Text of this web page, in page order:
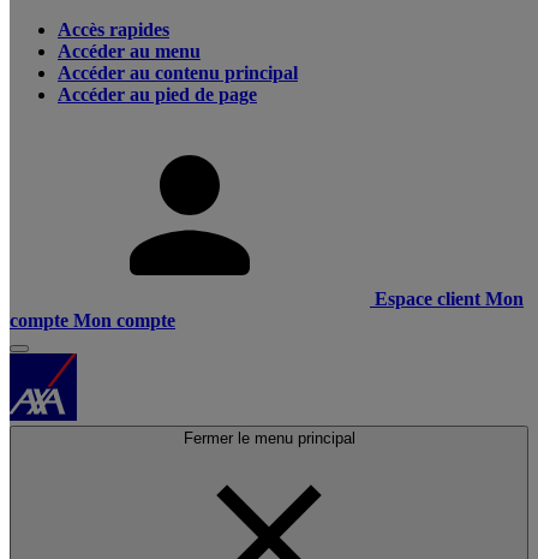
Accès rapides
Accéder au menu
Accéder au contenu principal
Accéder au pied de page
Espace client Mon
compte Mon compte
Fermer le menu principal